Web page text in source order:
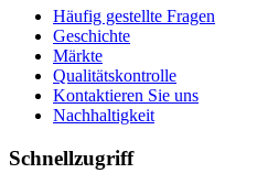
Häufig gestellte Fragen
Geschichte
Märkte
Qualitätskontrolle
Kontaktieren Sie uns
Nachhaltigkeit
Schnellzugriff